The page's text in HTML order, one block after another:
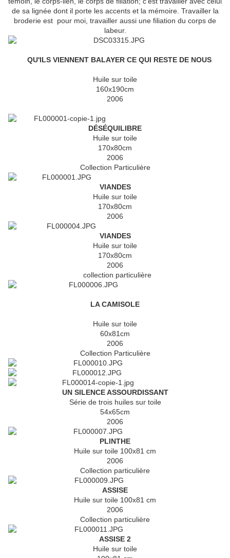
de sa lignée dont il porte les accents et la mémoire. Travailler la
broderie est pour moi, travailler aussi une filiation du corps de
labeur.
QU'ILS VIENNENT BALAYER CE QUI RESTE DE NOUS
Huile sur toile
160x190cm
2006
DÉSÉQUILIBRE
Huile sur toile
170x80cm
2006
Collection Particulière
VIANDES
Huile sur toile
170x80cm
2006
VIANDES
Huile sur toile
170x80cm
2006
collection particulière
LA CAMISOLE
Huile sur toile
60x81cm
2006
Collection Particulière
UN SILENCE ASSOURDISSANT
Série de trois huiles sur toile
54x65cm
2006
PLINTHE
Huile sur toile 100x81 cm
2006
Collection particulière
ASSISE
Huile sur toile 100x81 cm
2006
Collection particulière
ASSISE 2
Huile sur toile